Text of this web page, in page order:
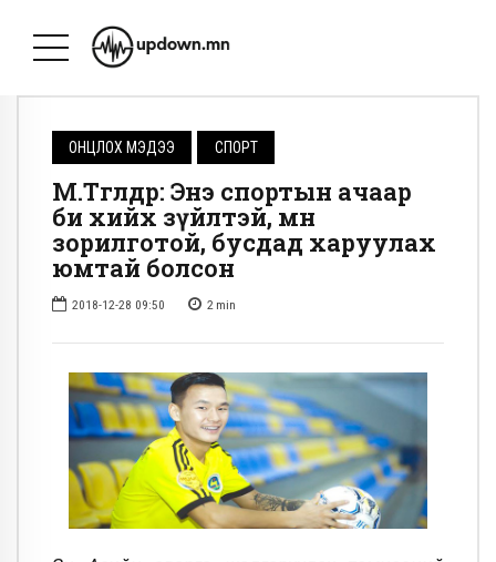
ОНЦЛОХ МЭДЭЭ СПОРТ
М.Төгөлдөр: Энэ спортын ачаар
би хийх зүйлтэй, өмнөө
зорилготой, бусдад харуулах
юмтай болсон
2018-12-28 09:50 2 min